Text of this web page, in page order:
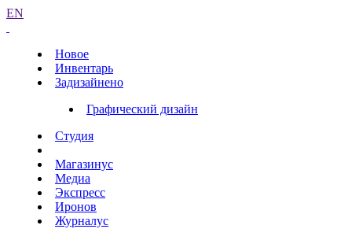
EN
Новое
Инвентарь
Задизайнено
Графический дизайн
Студия
Магазинус
Медиа
Экспресс
Иронов
Журналус